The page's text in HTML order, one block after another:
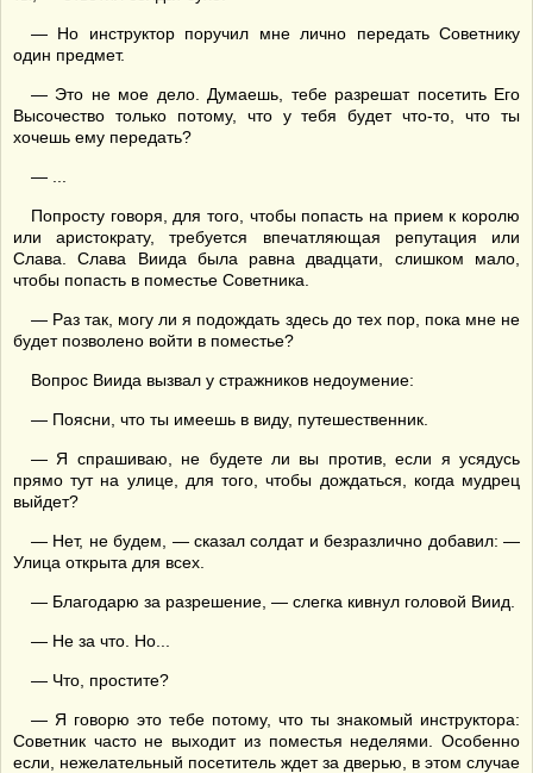
— Но инструктор поручил мне лично передать Советнику
один предмет.
— Это не мое дело. Думаешь, тебе разрешат посетить Его
Высочество только потому, что у тебя будет что-то, что ты
хочешь ему передать?
— ...
Попросту говоря, для того, чтобы попасть на прием к королю
или аристократу, требуется впечатляющая репутация или
Слава. Слава Виида была равна двадцати, слишком мало,
чтобы попасть в поместье Советника.
— Раз так, могу ли я подождать здесь до тех пор, пока мне не
будет позволено войти в поместье?
Вопрос Виида вызвал у стражников недоумение:
— Поясни, что ты имеешь в виду, путешественник.
— Я спрашиваю, не будете ли вы против, если я усядусь
прямо тут на улице, для того, чтобы дождаться, когда мудрец
выйдет?
— Нет, не будем, — сказал солдат и безразлично добавил: —
Улица открыта для всех.
— Благодарю за разрешение, — слегка кивнул головой Виид.
— Не за что. Но...
— Что, простите?
— Я говорю это тебе потому, что ты знакомый инструктора:
Советник часто не выходит из поместья неделями. Особенно
если, нежелательный посетитель ждет за дверью, в этом случае